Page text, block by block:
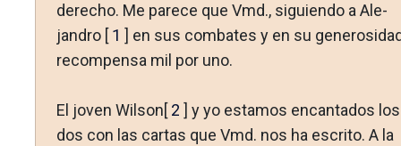
derecho. Me parece que Vmd., siguiendo a Ale­
jandro [ 1 ] en sus combates y en su
recompensa mil por uno.
El joven Wilson[ 2 ] y yo estamos encantados los
dos con las car­tas que Vmd. nos ha escrito. A la